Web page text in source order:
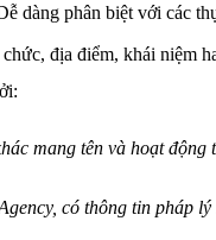
dàng phân biệt với các
địa điểm, khái niệm
mang tên và hoạt động
có thông tin pháp